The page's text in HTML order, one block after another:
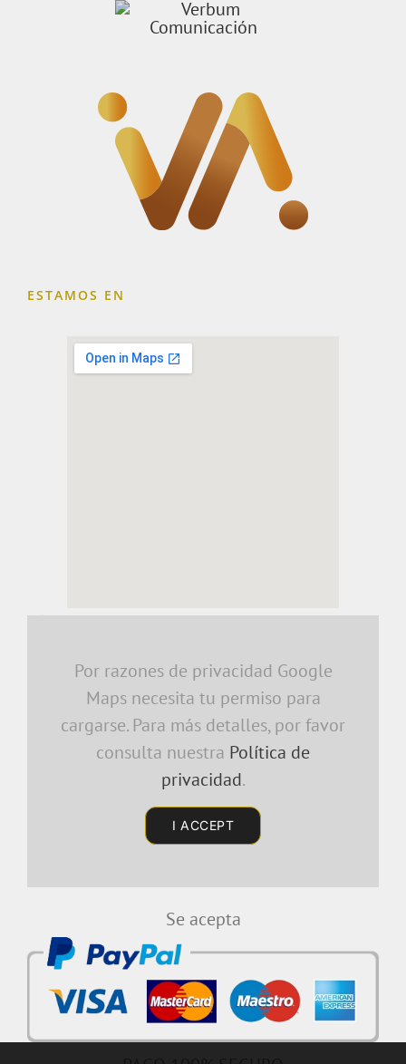
ESTAMOS EN
embedding a google map
Por razones de privacidad Google
Maps necesita tu permiso para
cargarse. Para más detalles, por favor
consulta nuestra Política de
privacidad.
I ACCEPT
Se acepta